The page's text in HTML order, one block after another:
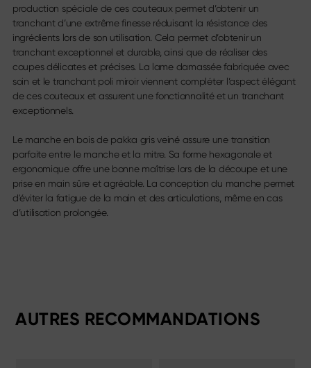
production spéciale de ces couteaux permet d’obtenir un
tranchant d’une extrême finesse réduisant la résistance des
ingrédients lors de son utilisation. Cela permet d’obtenir un
tranchant exceptionnel et durable, ainsi que de réaliser des
coupes délicates et précises. La lame damassée fabriquée avec
soin et le tranchant poli miroir viennent compléter l’aspect élégant
de ces couteaux et assurent une fonctionnalité et un tranchant
exceptionnels.
Le manche en bois de pakka gris veiné assure une transition
parfaite entre le manche et la mitre. Sa forme hexagonale et
ergonomique offre une bonne maîtrise lors de la découpe et une
prise en main sûre et agréable. La conception du manche permet
d'éviter la fatigue de la main et des articulations, même en cas
d’utilisation prolongée.
AUTRES RECOMMANDATIONS